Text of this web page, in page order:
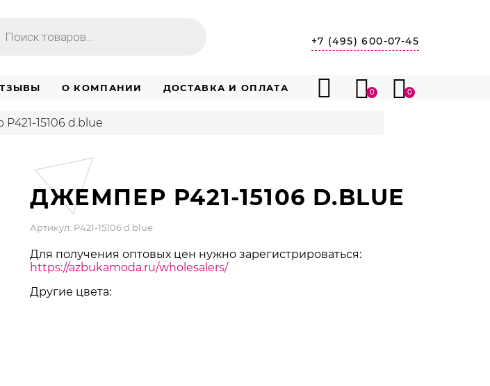
+7 (495) 600-07-45
О КОМПАНИИ ДОСТАВКА И ОПЛАТА 0 0
15106 d.blue
ДЖЕМПЕР P421-15106 D.BLUE
Артикул: P421-15106 d.blue
Для получения оптовых цен нужно зарегистрироваться:
https://azbukamoda.ru/wholesalers/
Другие цвета: